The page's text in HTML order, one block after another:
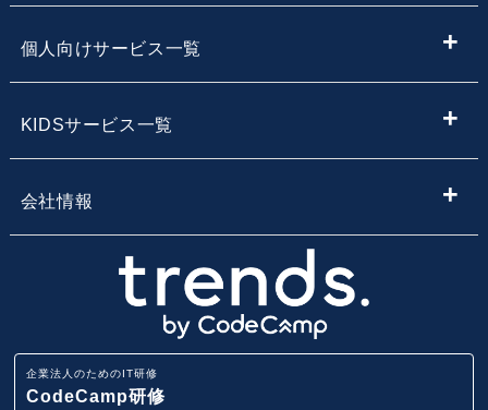
子供向けプログラミング教室を探す
地域・エリア名から子供向けプログラミングスクールを
路線から子供向けプログラミングスクールを探す
駅から子供向けプログラミングスクールを探す
【企業向け】DX社員研修 - 法人向け人材育成
業務改善・効率化研修
ITリテラシー研修
個人向けサービス一覧
エンジニア転職コース
KIDSサービス一覧
小学生・中学生のためのオンラインプログラミングスク
小学生・中学生向けFCプログラミング教室
会社情報
講師募集
企業法人のためのIT研修
CodeCamp研修